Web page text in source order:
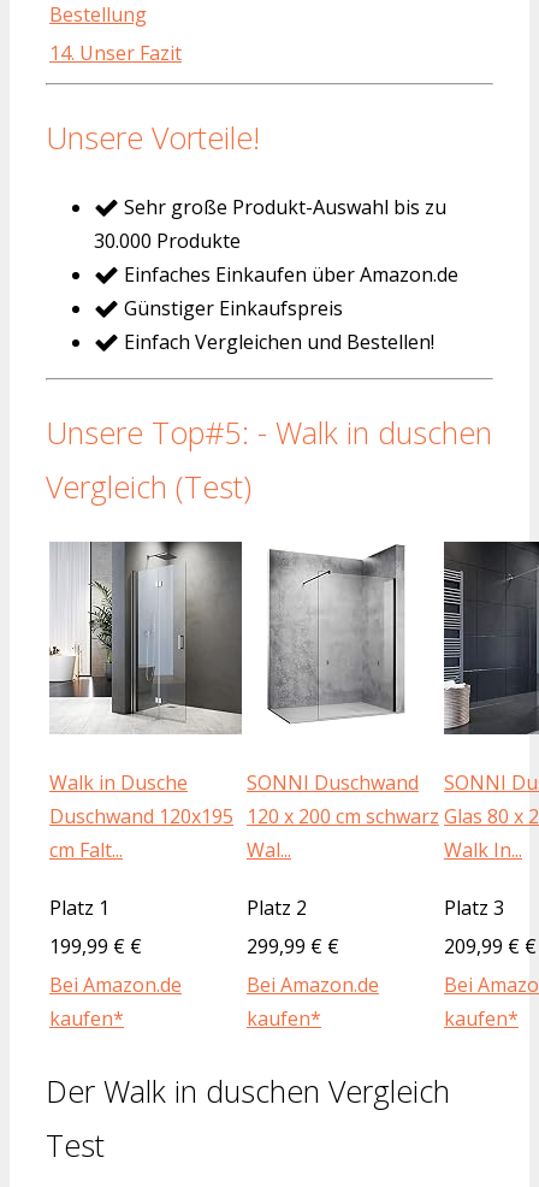
Bestellung
14. Unser Fazit
Unsere Vorteile!
Sehr große Produkt-Auswahl bis zu
30.000 Produkte
Einfaches Einkaufen über Amazon.de
Günstiger Einkaufspreis
Einfach Vergleichen und Bestellen!
Unsere Top#5: - Walk in duschen
Vergleich (Test)
Walk in Dusche
Duschwand 120x195
cm Falt...
SONNI Duschwand
120 x 200 cm schwarz
Wal...
SONNI
Glas 80 x
Walk In...
Platz 1 Platz 2
Platz 3
199,99 € €
299,99 € €
209,99 € €
Bei Amazon.de
kaufen*
Bei Amazon.de
kaufen*
Bei
kaufen*
Der Walk in duschen Vergleich
Test